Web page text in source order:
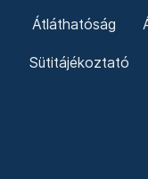
Átláthatóság
Sütitájékoztató